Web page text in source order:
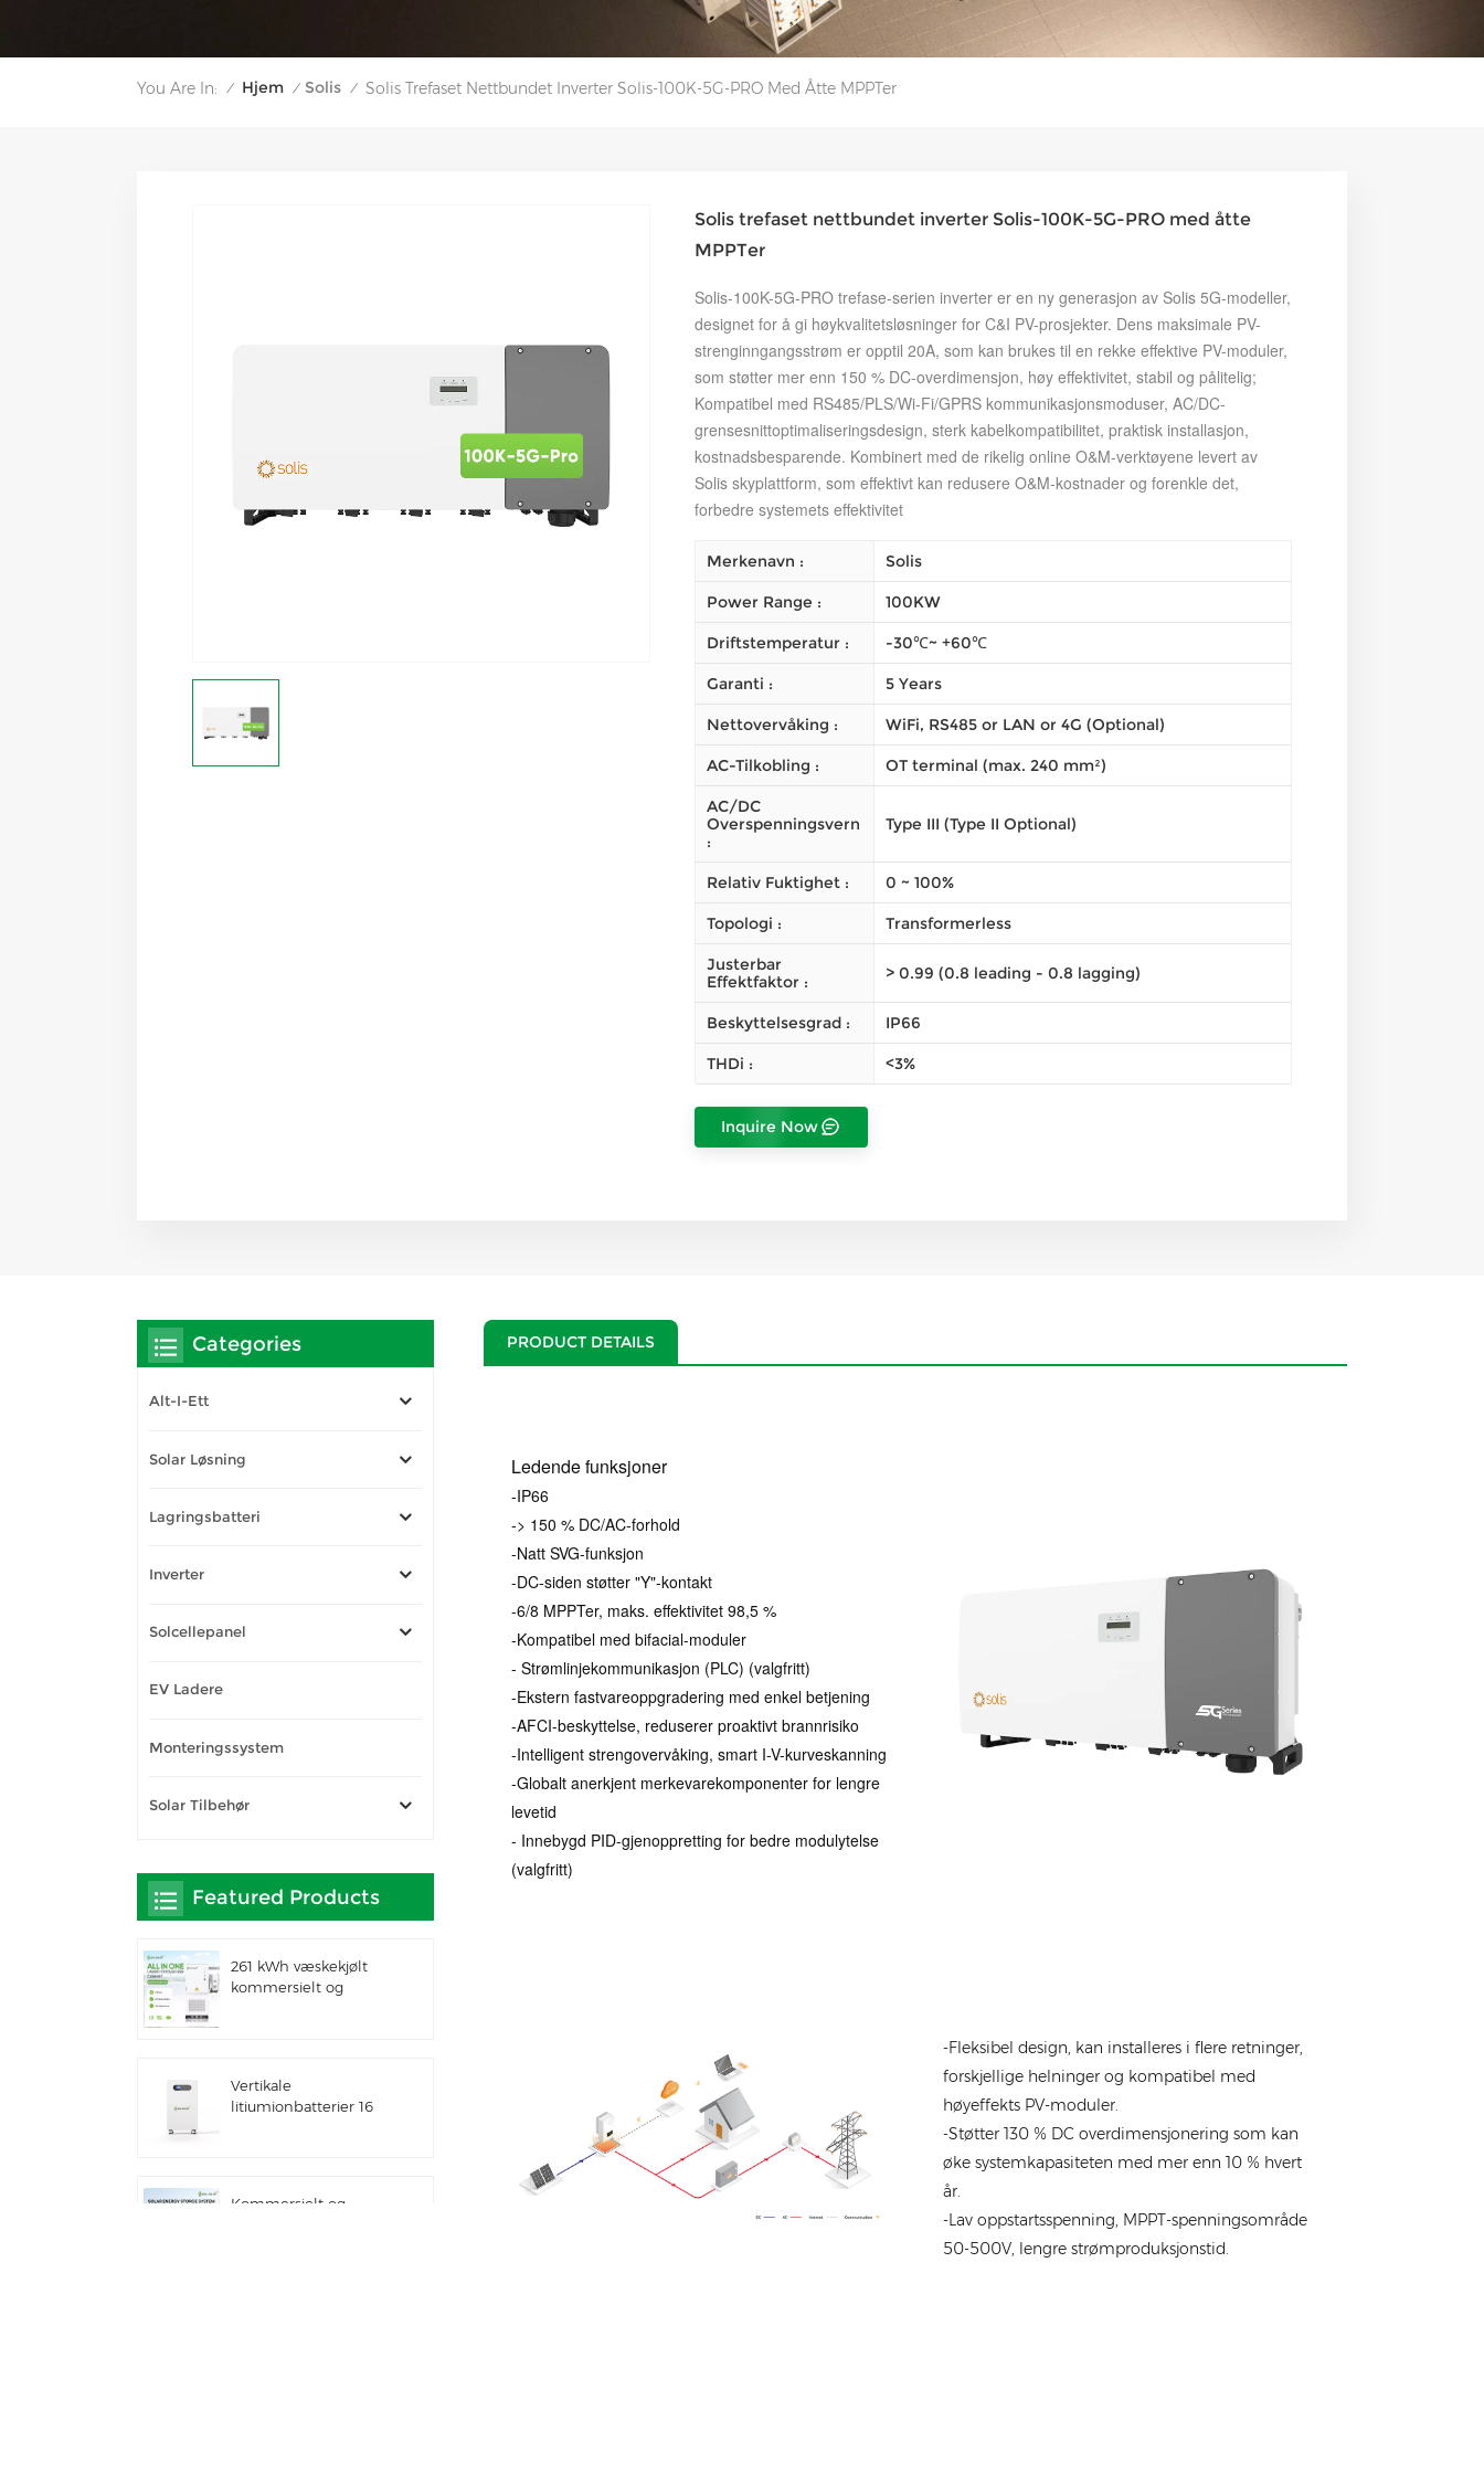
You Are In: / Hjem / Solis / Solis Trefaset Nettbundet Inverter Solis-100K-5G-PRO Med Åtte MPPTer
Solis trefaset nettbundet inverter Solis-100K-5G-PRO med åtte
MPPTer
Solis-100K-5G-PRO trefase-serien inverter er en ny generasjon av Solis 5G-modeller,
designet for å gi høykvalitetsløsninger for C&I PV-prosjekter. Dens maksimale PV-
strenginngangsstrøm er opptil 20A, som kan brukes til en rekke effektive PV-moduler,
som støtter mer enn 150 % DC-overdimensjon, høy effektivitet, stabil og pålitelig;
Kompatibel med RS485/PLS/Wi-Fi/GPRS kommunikasjonsmoduser, AC/DC-
grensesnittoptimaliseringsdesign, sterk kabelkompatibilitet, praktisk installasjon,
kostnadsbesparende. Kombinert med de rikelig online O&M-verktøyene levert av
Solis skyplattform, som effektivt kan redusere O&M-kostnader og forenkle det,
forbedre systemets effektivitet
Merkenavn : Solis
Power Range : 100KW
Driftstemperatur : -30℃~ +60℃
Garanti : 5 Years
Nettovervåking : WiFi, RS485 or LAN or 4G (Optional)
AC-Tilkobling : OT terminal (max. 240 mm²)
AC/DC
Overspenningsvern
:
Type III (Type II Optional)
Relativ Fuktighet : 0 ~ 100%
Topologi : Transformerless
Justerbar
Effektfaktor :
> 0.99 (0.8 leading - 0.8 lagging)
Beskyttelsesgrad : IP66
THDi : <3%
Inquire Now
PRODUCT DETAILS
Ledende funksjoner
-IP66
-> 150 % DC/AC-forhold
-Natt SVG-funksjon
-DC-siden støtter "Y"-kontakt
-6/8 MPPTer, maks. effektivitet 98,5 %
-Kompatibel med bifacial-moduler
- Strømlinjekommunikasjon (PLC) (valgfritt)
-Ekstern fastvareoppgradering med enkel betjening
-AFCI-beskyttelse, reduserer proaktivt brannrisiko
-Intelligent strengovervåking, smart I-V-kurveskanning
-Globalt anerkjent merkevarekomponenter for lengre
levetid
- Innebygd PID-gjenoppretting for bedre modulytelse
(valgfritt)
-Fleksibel design, kan installeres i flere retninger,
forskjellige helninger og kompatibel med
høyeffekts PV-moduler.
-Støtter 130 % DC overdimensjonering som kan
øke systemkapasiteten med mer enn 10 % hvert
år.
-Lav oppstartsspenning, MPPT-spenningsområde
50-500V, lengre strømproduksjonstid.
Categories
Alt-I-Ett
Solar Løsning
Lagringsbatteri
Inverter
Solcellepanel
EV Ladere
Monteringssystem
Solar Tilbehør
Featured Products
261 kWh væskekjølt
kommersielt og
Vertikale
litiumionbatterier 16
Kommersielt og